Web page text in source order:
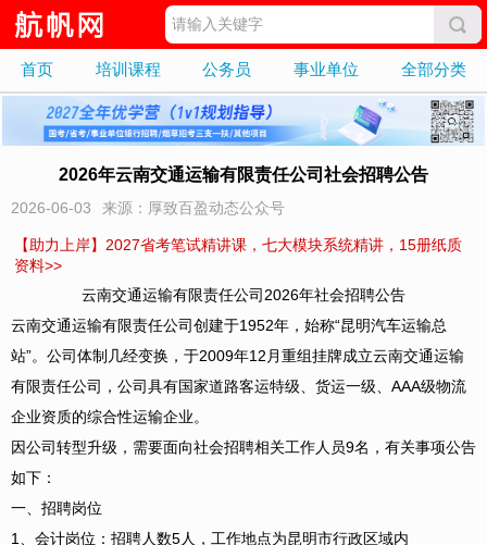
首页 培训课程 公务员 事业单位 全部分类
2026年云南交通运输有限责任公司社会招聘公告
2026-06-03 来源：厚致百盈动态公众号
【助力上岸】2027省考笔试精讲课，七大模块系统精讲，15册纸质
资料>>
云南交通运输有限责任公司2026年社会招聘公告
云南交通运输有限责任公司创建于1952年，始称“昆明汽车运输总
站”。公司体制几经变换，于2009年12月重组挂牌成立云南交通运输
有限责任公司，公司具有国家道路客运特级、货运一级、AAA级物流
企业资质的综合性运输企业。
因公司转型升级，需要面向社会招聘相关工作人员9名，有关事项公告
如下：
一、招聘岗位
1、会计岗位：招聘人数5人，工作地点为昆明市行政区域内